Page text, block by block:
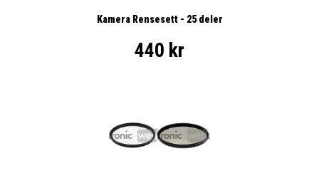
Kamera Rensesett - 25 deler
440 kr